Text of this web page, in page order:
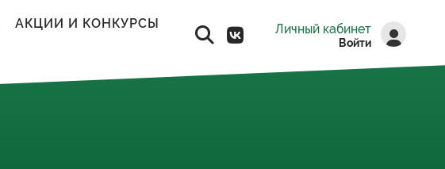
АКЦИИ И КОНКУРСЫ
Личный кабинет
Войти